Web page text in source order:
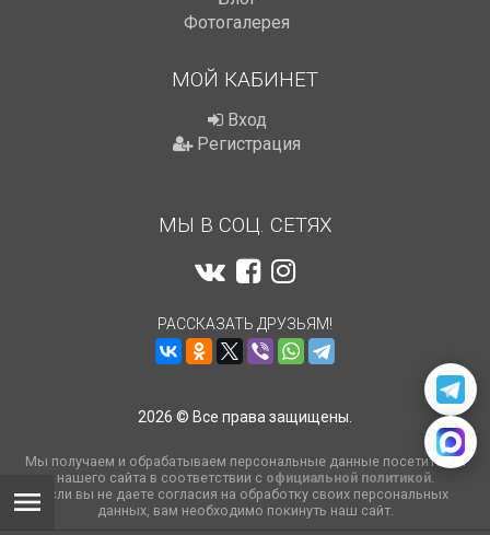
Фотогалерея
МОЙ КАБИНЕТ
Вход
Регистрация
МЫ В СОЦ. СЕТЯХ
РАССКАЗАТЬ ДРУЗЬЯМ!
2026 © Все права защищены.
Мы получаем и обрабатываем персональные данные посетителей
нашего сайта в соответствии с официальной политикой.
Если вы не даете согласия на обработку своих персональных
данных, вам необходимо покинуть наш сайт.